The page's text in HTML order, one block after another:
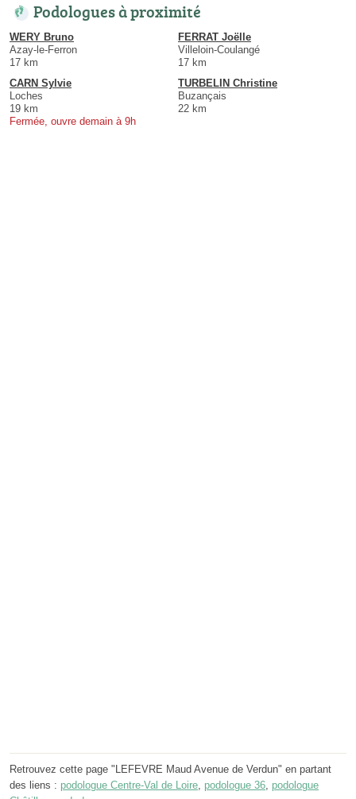
Podologues à proximité
WERY Bruno
Azay-le-Ferron
17 km
FERRAT Joëlle
Villeloin-Coulangé
17 km
CARN Sylvie
Loches
19 km
Fermée, ouvre demain à 9h
TURBELIN Christine
Buzançais
22 km
Retrouvez cette page "LEFEVRE Maud Avenue de Verdun" en partant
des liens : podologue Centre-Val de Loire, podologue 36, podologue